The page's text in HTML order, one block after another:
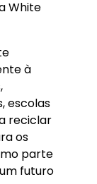
White
à
escolas
reciclar
os
parte
futuro